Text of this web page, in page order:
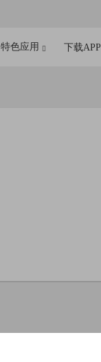
特色应用 下载APP